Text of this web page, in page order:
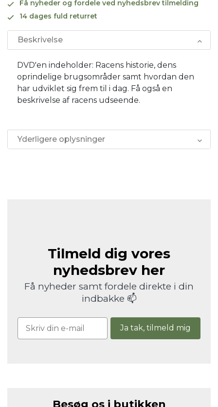
Få nyheder og fordele ved nyhedsbrev tilmelding
14 dages fuld returret
Beskrivelse
DVD'en indeholder: Racens historie, dens
oprindelige brugsområder samt hvordan den
har udviklet sig frem til i dag. Få også en
beskrivelse af racens udseende.
Yderligere oplysninger
Tilmeld dig vores
nyhedsbrev her
Få nyheder samt fordele direkte i din
indbakke 📫
Ja tak, tilmeld mig
Besøg os i butikken